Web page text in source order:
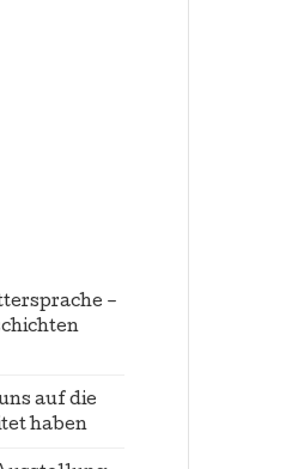
–
auf die
haben